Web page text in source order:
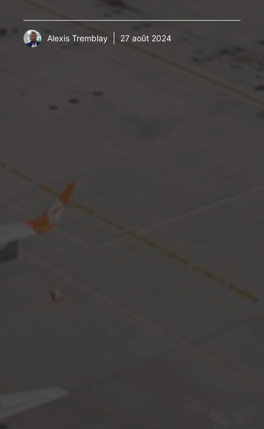
Alexis Tremblay 27 août 2024